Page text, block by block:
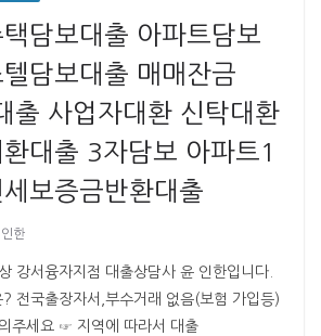
담보대출 아파트담보
담보대출 매매잔금
출 사업자대환 신탁대환
대출 3자담보 아파트1
보증금반환대출
한
강서융자지점 대출상담사 윤 인한입니다.
전국출장자서,부수거래 없음(보험 가입등)
주세요 ☞ 지역에 따라서 대출